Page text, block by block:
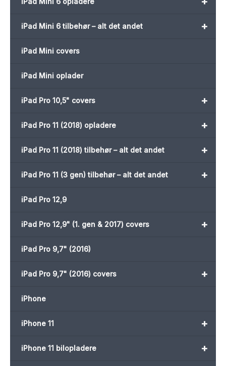
+
iPad Mini 6 tilbehør – alt det andet
iPad Mini covers
iPad Mini oplader
+
iPad Pro 10,5" covers
+
iPad Pro 11 (2018) opladere
+
iPad Pro 11 (2018) tilbehør – alt det andet
+
iPad Pro 11 (3 gen) tilbehør – alt det andet
iPad Pro 12,9
+
iPad Pro 12,9" (1. gen & 2017) covers
iPad Pro 9,7" (2016)
+
iPad Pro 9,7" (2016) covers
iPhone
+
iPhone 11
+
iPhone 11 bilopladere